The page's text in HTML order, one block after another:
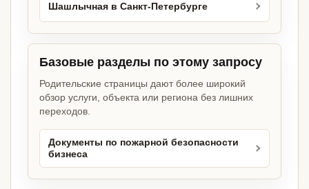
Шашлычная в Санкт-Петербурге
Базовые разделы по этому запросу
Родительские страницы дают более широкий
обзор услуги, объекта или региона без лишних
переходов.
Документы по пожарной безопасности
бизнеса